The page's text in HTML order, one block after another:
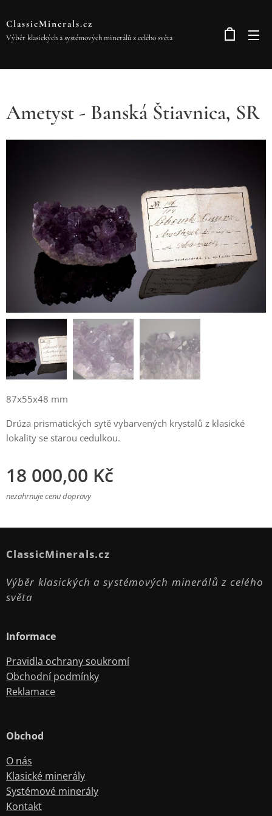
ClassicMinerals.cz
Výběr klasických a systémových minerálů z celého světa
Ametyst - Banská Štiavnica, SR
87x55x48 mm
Drúza prismatických sytě vybarvených krystalů z klasické
lokality se starou cedulkou.
18 000,00 Kč
nezahrnuje cenu dopravy
ClassicMinerals.cz
Výběr klasických a systémových minerálů z celého
světa
Informace
Pravidla ochrany soukromí
Obchodní podmínky
Reklamace
Obchod
O nás
Klasické minerály
Systémové minerály
Kontakt